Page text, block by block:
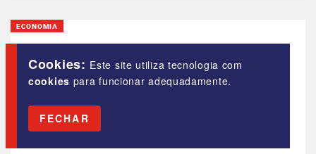
Cookies: Este site utiliza tecnologia com
cookies para funcionar adequadamente.
FECHAR
Estender o auxílio emergencial
atenuaria a derrocada do PIB
brasileiro
ECONOMIA
23 de Junho de 2020